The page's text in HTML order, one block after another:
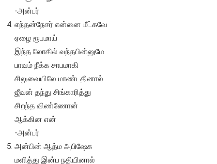
-அன்பர்
எந்தன்நேசர் என்னை மீட்கவே
ஏழை ரூபமாய்
இந்த லோகில் வந்தபின்னுமே
பாவம் நீக்க சாபமாகி
சிலுவையிலே மாண்டதினால்
ஜீவன் தந்து சிங்காரித்து
சிறந்த விண்ணோன்
ஆக்கின என்
-அன்பர்
அன்பின் ஆத்ம அபிஷேக
மளித்து இன்ப நதியினால்